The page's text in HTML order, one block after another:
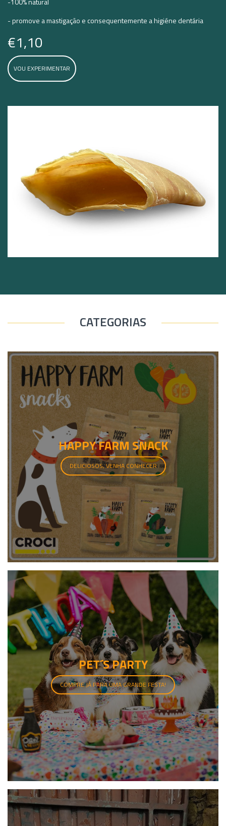
- promove a mastigação e consequentemente a higiéne dentária
€1,10
VOU EXPERIMENTAR
CATEGORIAS
HAPPY FARM SNACK
DELICIOSOS, VENHA CONHECER
PET´S PARTY
COMPRE JÁ PARA UMA GRANDE FESTA!